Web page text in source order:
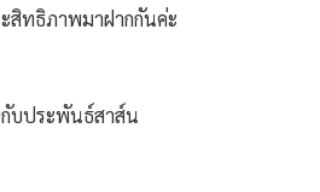
สิทธิภาพมาฝากกันค่ะ